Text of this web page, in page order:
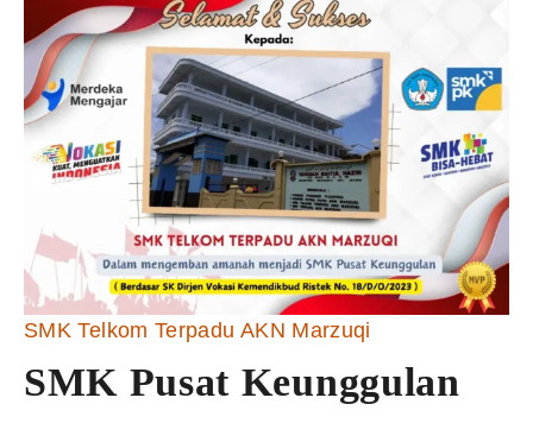
SMK Telkom Terpadu AKN Marzuqi
SMK Pusat Keunggulan